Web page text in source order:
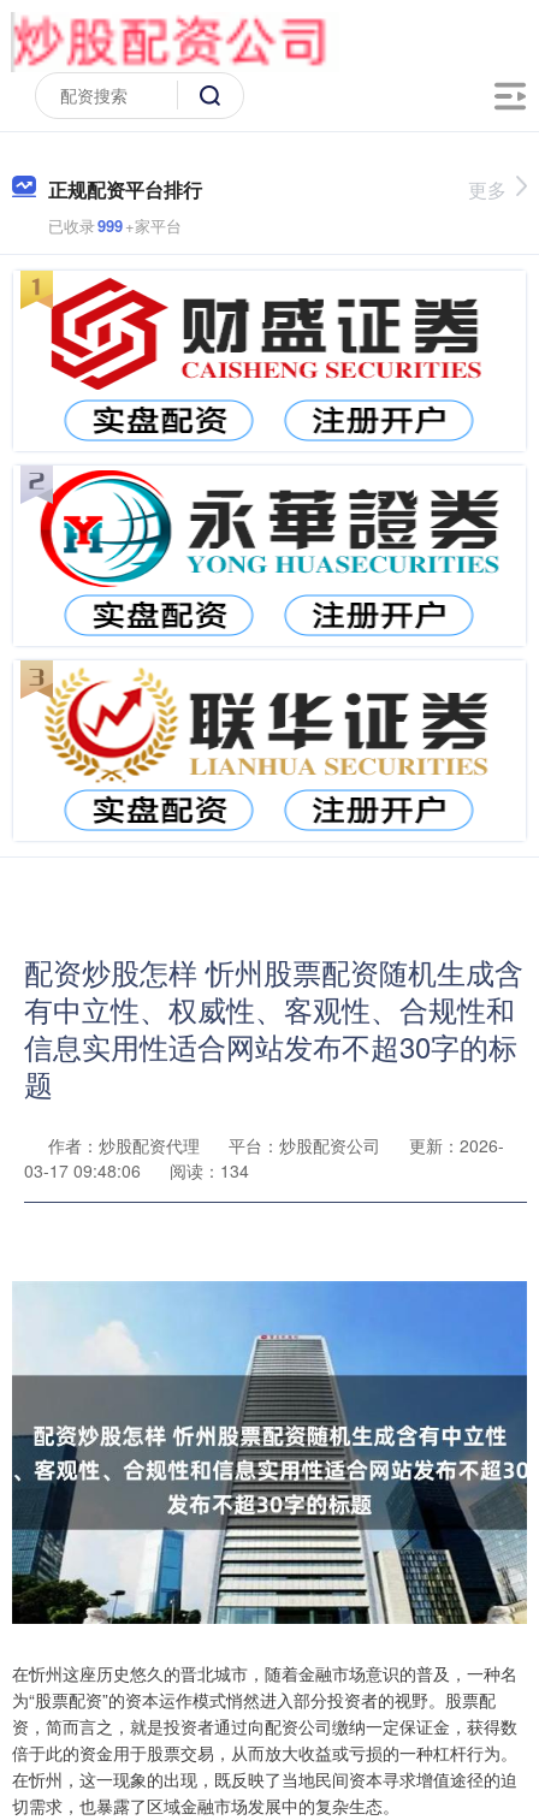
正规配资平台排行
已收录999+家平台
更多
配资炒股怎样 忻州股票配资随机生成含
有中立性、权威性、客观性、合规性和
信息实用性适合网站发布不超30字的标
题
作者：炒股配资代理 平台：炒股配资公司
更新：2026-
03-17 09:48:06
阅读：134
在忻州这座历史悠久的晋北城市，随着金融市场意识的普及，一种名
为“股票配资”的资本运作模式悄然进入部分投资者的视野。股票配
资，简而言之，就是投资者通过向配资公司缴纳一定保证金，获得数
倍于此的资金用于股票交易，从而放大收益或亏损的一种杠杆行为。
在忻州，这一现象的出现，既反映了当地民间资本寻求增值途径的迫
切需求，也暴露了区域金融市场发展中的复杂生态。